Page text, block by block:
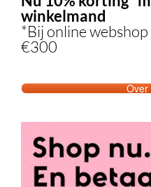
winkelmand
*Bij online
€300
Over